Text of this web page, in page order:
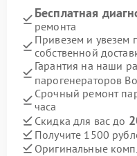
Бесплатная
ремонта
Привезем и увезем
собственной
Гарантия на наши
парогенераторов
Срочный ремонт
часа
Скидка для вас до
Получите 1500
Оригинальные